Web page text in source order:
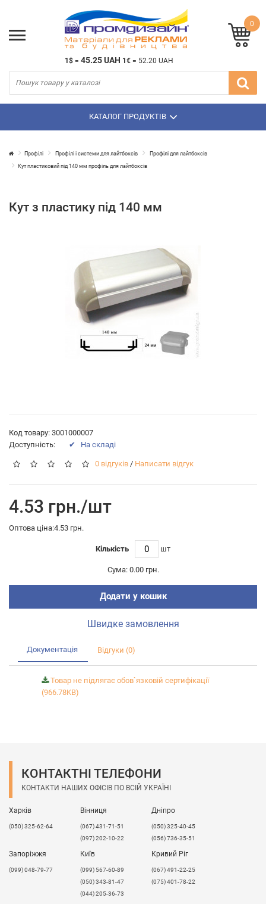
1$ = 45.25 UAH 1€ = 52.20 UAH
0
КАТАЛОГ ПРОДУКТІВ
Профілі Профілі і системи для лайтбоксів Профілі для лайтбоксів
Кут пластиковий під 140 мм профіль для лайтбоксів
Кут з пластику під 140 мм
Код товару: 3001000007
Доступність:
✔ На складі
0 відгуків / Написати відгук
4.53 грн./шт
Оптова ціна:4.53 грн.
Кількість шт
Сума: 0.00 грн.
Додати у кошик
Швидке замовлення
Документація Відгуки (0)
Товар не підлягає обов`язковій сертифікації
(966.78KB)
КОНТАКТНІ ТЕЛЕФОНИ
КОНТАКТИ НАШИХ ОФІСІВ ПО ВСІЙ УКРАЇНІ
Харків
(050) 325-62-64
Вінниця
(067) 431-71-51
(097) 202-10-22
Дніпро
(050) 325-40-45
(056) 736-35-51
Запоріжжя
(099) 048-79-77
Київ
(099) 567-60-89
(050) 343-81-47
(044) 205-36-73
Кривий Ріг
(067) 491-22-25
(075) 401-78-22